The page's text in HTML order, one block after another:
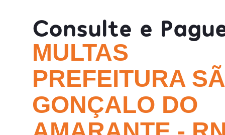
Consulte e
MULTAS
PREFEITURA
GONÇALO DO